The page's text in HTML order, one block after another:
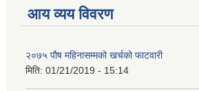
आय व्यय विवरण
२०७५ पौष महिनासम्मको खर्चको फाटवारी
मिति: 01/21/2019 - 15:14